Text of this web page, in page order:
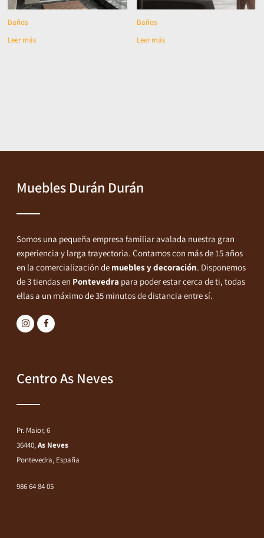
Baños
Leer más
Baños
Leer más
Muebles Durán Durán
Somos una pequeña empresa familiar avalada nuestra gran
experiencia y larga trayectoria. Contamos con más de 15 años
en la comercialización de muebles y decoración. Disponemos
de 3 tiendas en Pontevedra para poder estar cerca de ti, todas
ellas a un máximo de 35 minutos de distancia entre sí.
Centro As Neves
Pr. Maior, 6
36440,As Neves
Pontevedra, España
986 64 84 05